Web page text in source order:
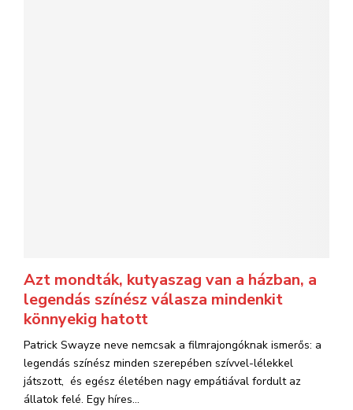
Azt mondták, kutyaszag van a házban, a
legendás színész válasza mindenkit
könnyekig hatott
Patrick Swayze neve nemcsak a filmrajongóknak ismerős: a
legendás színész minden szerepében szívvel-lélekkel
játszott, és egész életében nagy empátiával fordult az
állatok felé. Egy híres...